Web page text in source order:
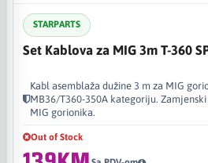
STARPARTS
Set Kablova za MIG 3m T-360
Kabl asemblaža dužine 3 m za MIG
MB36/T360-350A kategoriju. Zamjenski
MIG gorionika.
Out of Stock